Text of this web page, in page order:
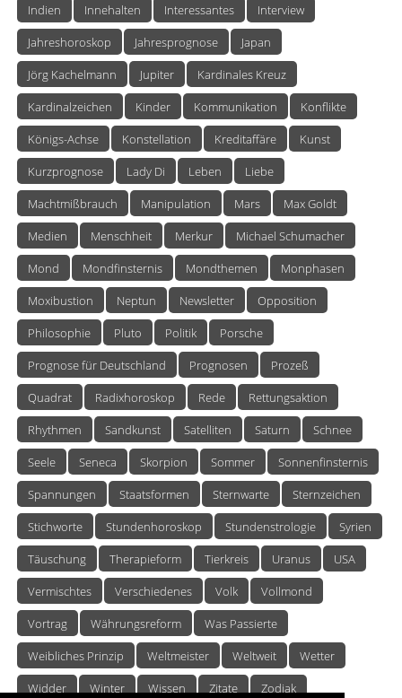
Indien
Innehalten Interessantes
Interview
Jahreshoroskop
Jahresprognose
Japan
Jörg Kachelmann
Jupiter
Kardinales Kreuz
Kardinalzeichen
Kinder Kommunikation
Konflikte
Königs-Achse
Konstellation Kreditaffäre
Kunst
Kurzprognose
Lady Di Leben
Liebe
Machtmißbrauch
Manipulation Mars
Max Goldt
Medien
Menschheit Merkur
Michael Schumacher
Mond
Mondfinsternis Mondthemen
Monphasen
Moxibustion
Neptun Newsletter
Opposition
Philosophie
Pluto Politik
Porsche
Prognose für Deutschland
Prognosen
Prozeß
Quadrat
Radixhoroskop Rede
Rettungsaktion
Rhythmen
Sandkunst Satelliten Saturn
Schnee
Seele
Seneca Skorpion Sommer
Sonnenfinsternis
Spannungen
Staatsformen Sternwarte
Sternzeichen
Stichworte
Stundenhoroskop Stundenstrologie
Syrien
Täuschung
Therapieform Tierkreis Uranus
USA
Vermischtes
Verschiedenes Volk
Vollmond
Vortrag
Währungsreform
Was Passierte
Weibliches Prinzip
Weltmeister Weltweit
Wetter
Widder
Winter Wissen Zitate Zodiak